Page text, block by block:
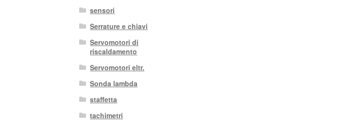
sensori
Serrature e chiavi
Servomotori di
riscaldamento
Servomotori eltr.
Sonda lambda
staffetta
tachimetri